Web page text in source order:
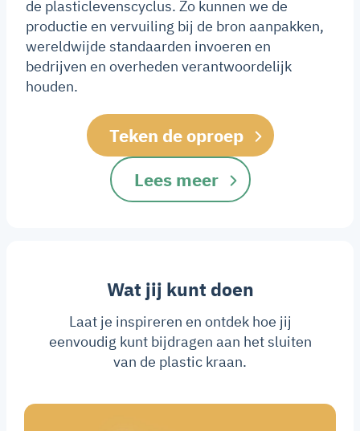
de plasticlevenscyclus. Zo kunnen we de
productie en vervuiling bij de bron aanpakken,
wereldwijde standaarden invoeren en
bedrijven en overheden verantwoordelijk
houden.
Teken de oproep
Lees meer
Wat jij kunt doen
Laat je inspireren en ontdek hoe jij
eenvoudig kunt bijdragen aan het sluiten
van de plastic kraan.